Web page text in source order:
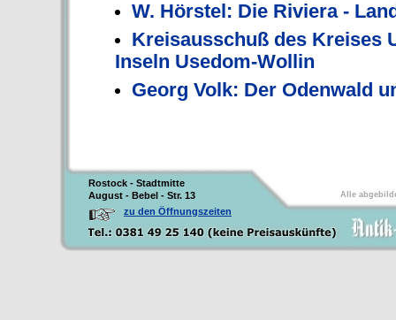
W. Hörstel: Die Riviera -
Kreisausschuß des Kreises
Inseln Usedom-Wollin
Georg Volk: Der Odenwald
Rostock - Stadtmitte
August - Bebel - Str. 13
zu den Öffnungszeiten
Alle